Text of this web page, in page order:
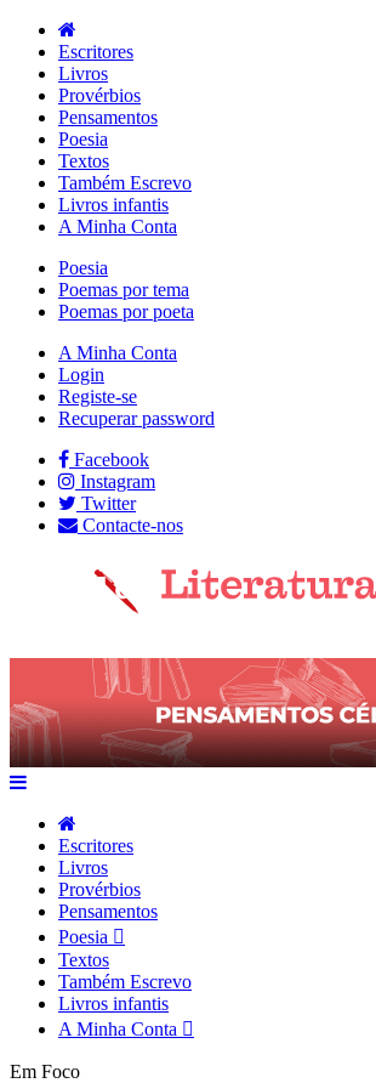
Escritores
Livros
Provérbios
Pensamentos
Poesia
Textos
Também Escrevo
Livros infantis
A Minha Conta
Poesia
Poemas por tema
Poemas por poeta
A Minha Conta
Login
Registe-se
Recuperar password
Facebook
Instagram
Twitter
Contacte-nos
Escritores
Livros
Provérbios
Pensamentos
Poesia
Textos
Também Escrevo
Livros infantis
A Minha Conta
Em Foco